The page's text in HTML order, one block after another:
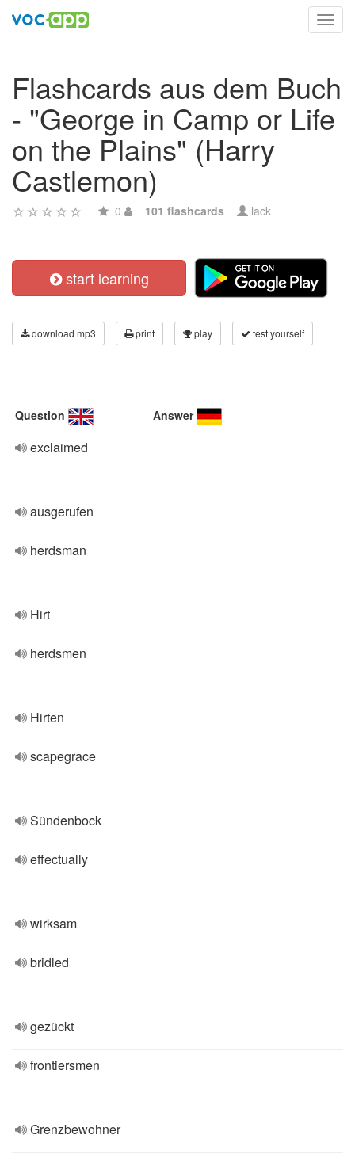
Flashcards aus dem Buch
- "George in Camp or Life
on the Plains" (Harry
Castlemon)
0 101 flashcards lack
start learning
download mp3 print play test yourself
Question Answer
exclaimed
ausgerufen
herdsman
Hirt
herdsmen
Hirten
scapegrace
Sündenbock
effectually
wirksam
bridled
gezückt
frontiersmen
Grenzbewohner